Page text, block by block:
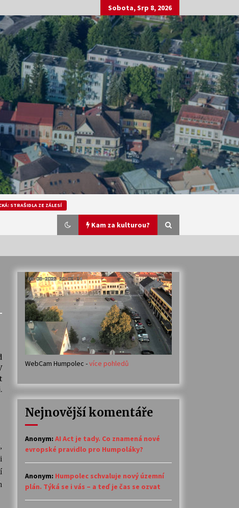
Sobota, Srp 8, 2026
STRAŠIDLA ZE ZÁLESÍ
Kam za kulturou?
Veselí muzikanti
30. 7. 2026
Votavžatský ploty
23. 7. 2026
14. 7. 2026
30. 6. 2026
WebCam Humpolec -více pohledů
Nejnovější komentáře
Anonym: AI Act je tady. Co znamená nové
evropské pravidlo pro Humpoláky?
Anonym: Humpolec schvaluje nový územní
plán. Týká se i vás – a teď je čas se ozvat